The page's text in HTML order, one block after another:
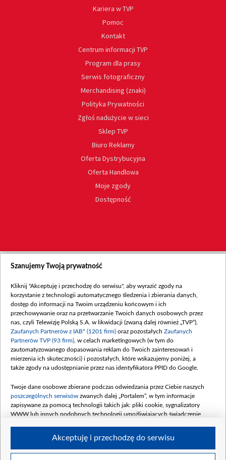
Kariera w TVP
Pomoc
Kontakt
Centrum informacji TVP
Program dla prasy
Serwis fotograficzny
Merchandising (znaki)
Polityka Prywatności
Zgłoś nadużycie w sieci
Sklep TVP
Biuro Reklamy
Oferta Dystrybucyjna
Oferta Handlowa
Moje zgody
Dostępność
Szanujemy Twoją prywatność
Kliknij "Akceptuję i przechodzę do serwisu", aby wyrazić zgody na
korzystanie z technologii automatycznego śledzenia i zbierania danych,
dostęp do informacji na Twoim urządzeniu końcowym i ich
przechowywanie oraz na przetwarzanie Twoich danych osobowych przez
nas, czyli Telewizję Polską S.A. w likwidacji (zwaną dalej również „TVP”),
Zaufanych Partnerów z IAB* (1201 firm) oraz pozostałych Zaufanych
Partnerów TVP (93 firm) , w celach marketingowych (w tym do
zautomatyzowanego dopasowania reklam do Twoich zainteresowań i
mierzenia ich skuteczności) i pozostałych, które wskazujemy poniżej, a
także zgody na udostępnianie przez nas identyfikatora PPID do Google.
Twoje dane osobowe zbierane podczas odwiedzania przez Ciebie naszych
poszczególnych serwisów zwanych dalej „Portalem”, w tym informacje
zapisywane za pomocą technologii takich jak: pliki cookie, sygnalizatory
WWW lub innych podobnych technologii umożliwiających świadczenie
Akceptuję i przechodzę do serwisu